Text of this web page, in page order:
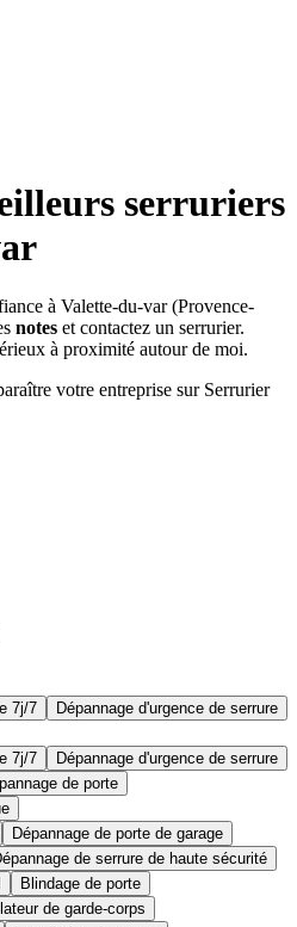
serruriers
à Valette-du-var(Provence-
notes et contactez un serrurier.
à proximité autour de moi.
votre entreprise sur Serrurier
7j/7
Dépannage d'urgence de serrure
7j/7
Dépannage d'urgence de serrure
de porte
Dépannage de porte de garage
de serrure de haute sécurité
Blindage de porte
de garde-corps